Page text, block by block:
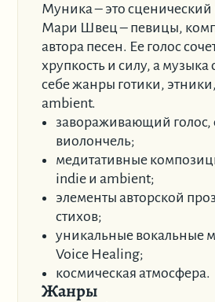
Муника – это
Мари Швец – певицы,
автора песен. Ее голос
хрупкость и силу, а музыка
себе жанры готики,
ambient.
завораживающий голос,
виолончель;
медитативные
indie и ambient;
элементы авторской
стихов;
уникальные вокальные
Voice Healing;
космическая атмосфера.
Жанры